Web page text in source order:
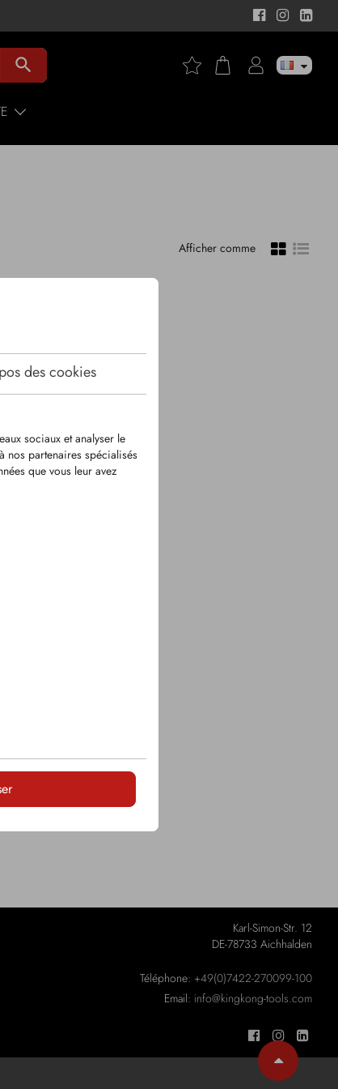
des cookies
sociaux et analyser le
nos partenaires spécialisés
que vous leur avez
search
Afficher comme
Karl-Simon-Str. 12
DE-78733 Aichhalden
Téléphone: +49(0)7422-270099-100
Email: info@kingkong-tools.com